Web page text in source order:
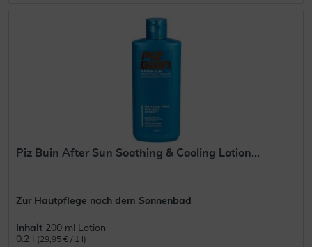
Piz Buin After Sun Soothing & Cooling Lotion...
Zur Hautpflege nach dem Sonnenbad
Inhalt 200 ml Lotion
0.2 l
(29,95 € / 1 l)